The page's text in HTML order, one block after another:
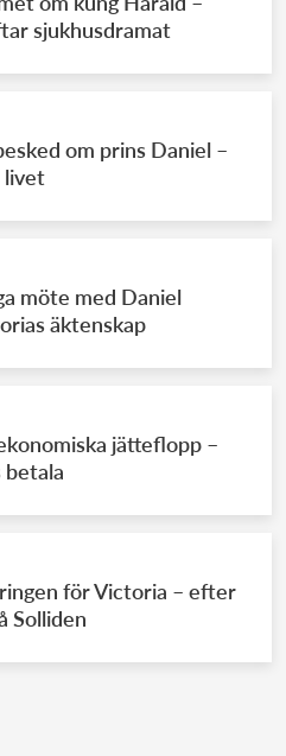
sjukhusdramat
om prins Daniel –
livet
möte med Daniel
äktenskap
jätteflopp –
betala
för Victoria – efter
Solliden